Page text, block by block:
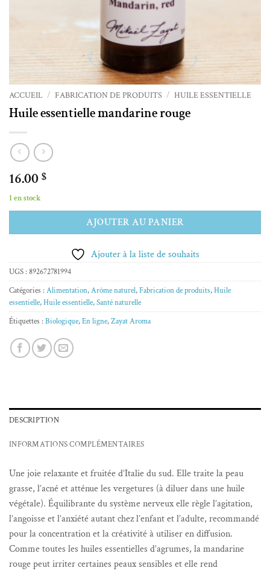
ACCUEIL / FABRICATION DE PRODUITS / HUILE ESSENTIELLE
Huile essentielle mandarine rouge
16.00 $
1 en stock
AJOUTER AU PANIER
Ajouter à la liste de souhaits
UGS : 892672781994
Catégories : Alimentation,Arôme naturel,Fabrication de produits,Huile
essentielle,Huile essentielle,Santé naturelle
Étiquettes : Biologique,En ligne,Zayat Aroma
DESCRIPTION
INFORMATIONS COMPLÉMENTAIRES
Une joie relaxante et fruitée d’Italie du sud. Elle traite la peau
grasse, l’acné et atténue les vergetures (à diluer dans une huile
végétale). Équilibrante du système nerveux elle règle l’agitation,
l’angoisse et l’anxiété autant chez l’enfant et l’adulte, recommandé
pour la concentration et la créativité à utiliser en diffusion.
Comme toutes les huiles essentielles d’agrumes, la mandarine
rouge peut irriter certaines peaux sensibles et elle rend